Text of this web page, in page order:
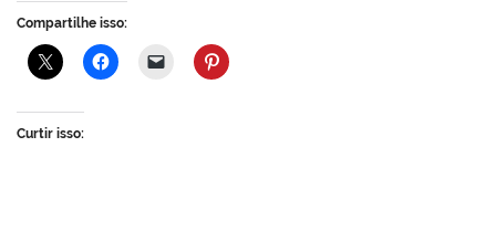
Compartilhe isso:
Curtir isso: